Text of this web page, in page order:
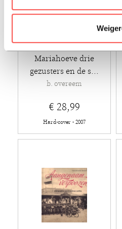
Mariahoeve drie
gezusters en de s...
b. overeem
€ 28,99
Hard-cover - 2007